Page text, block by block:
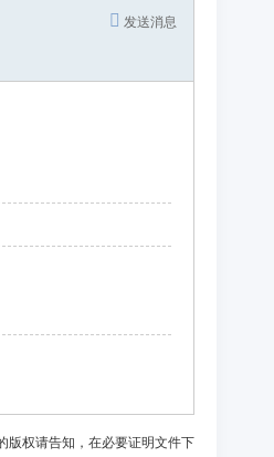
发送消息
版权请告知，在必要证明文件下